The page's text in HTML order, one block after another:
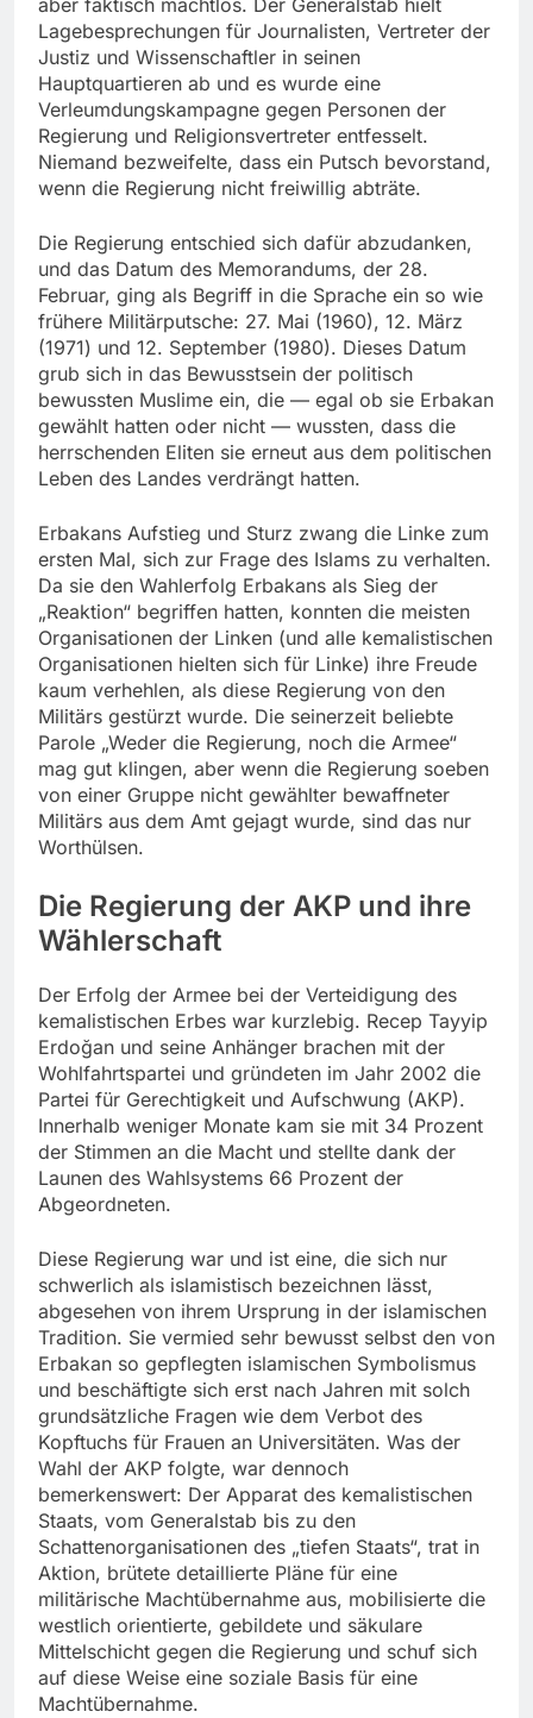
aber faktisch machtlos. Der Generalstab hielt
Lagebesprechungen für Journalisten, Vertreter der
Justiz und Wissenschaftler in seinen
Hauptquartieren ab und es wurde eine
Verleumdungskampagne gegen Personen der
Regierung und Religionsvertreter entfesselt.
Niemand bezweifelte, dass ein Putsch bevorstand,
wenn die Regierung nicht freiwillig abträte.
Die Regierung entschied sich dafür abzudanken,
und das Datum des Memorandums, der 28.
Februar, ging als Begriff in die Sprache ein so wie
frühere Militärputsche: 27. Mai (1960), 12. März
(1971) und 12. September (1980). Dieses Datum
grub sich in das Bewusstsein der politisch
bewussten Muslime ein, die — egal ob sie Erbakan
gewählt hatten oder nicht — wussten, dass die
herrschenden Eliten sie erneut aus dem politischen
Leben des Landes verdrängt hatten.
Erbakans Aufstieg und Sturz zwang die Linke zum
ersten Mal, sich zur Frage des Islams zu verhalten.
Da sie den Wahlerfolg Erbakans als Sieg der
„Reaktion“ begriffen hatten, konnten die meisten
Organisationen der Linken (und alle kemalistischen
Organisationen hielten sich für Linke) ihre Freude
kaum verhehlen, als diese Regierung von den
Militärs gestürzt wurde. Die seinerzeit beliebte
Parole „Weder die Regierung, noch die Armee“
mag gut klingen, aber wenn die Regierung soeben
von einer Gruppe nicht gewählter bewaffneter
Militärs aus dem Amt gejagt wurde, sind das nur
Worthülsen.
Die Regierung der AKP und ihre
Wählerschaft
Der Erfolg der Armee bei der Verteidigung des
kemalistischen Erbes war kurzlebig. Recep Tayyip
Erdoğan und seine Anhänger brachen mit der
Wohlfahrtspartei und gründeten im Jahr 2002 die
Partei für Gerechtigkeit und Aufschwung (AKP).
Innerhalb weniger Monate kam sie mit 34 Prozent
der Stimmen an die Macht und stellte dank der
Launen des Wahlsystems 66 Prozent der
Abgeordneten.
Diese Regierung war und ist eine, die sich nur
schwerlich als islamistisch bezeichnen lässt,
abgesehen von ihrem Ursprung in der islamischen
Tradition. Sie vermied sehr bewusst selbst den von
Erbakan so gepflegten islamischen Symbolismus
und beschäftigte sich erst nach Jahren mit solch
grundsätzliche Fragen wie dem Verbot des
Kopftuchs für Frauen an Universitäten. Was der
Wahl der AKP folgte, war dennoch
bemerkenswert: Der Apparat des kemalistischen
Staats, vom Generalstab bis zu den
Schattenorganisationen des „tiefen Staats“, trat in
Aktion, brütete detaillierte Pläne für eine
militärische Machtübernahme aus, mobilisierte die
westlich orientierte, gebildete und säkulare
Mittelschicht gegen die Regierung und schuf sich
auf diese Weise eine soziale Basis für eine
Machtübernahme.